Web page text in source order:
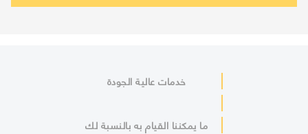
خدمات عالية الجودة
ما يمكننا القيام به بالنسبة لك